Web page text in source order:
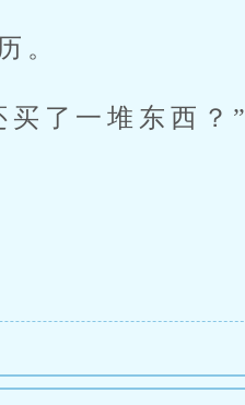
。
了一堆东西？”